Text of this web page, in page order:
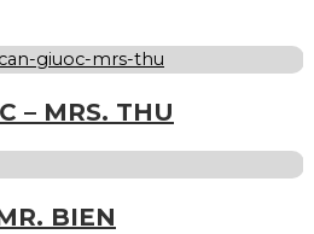
– MRS. THU
BIEN